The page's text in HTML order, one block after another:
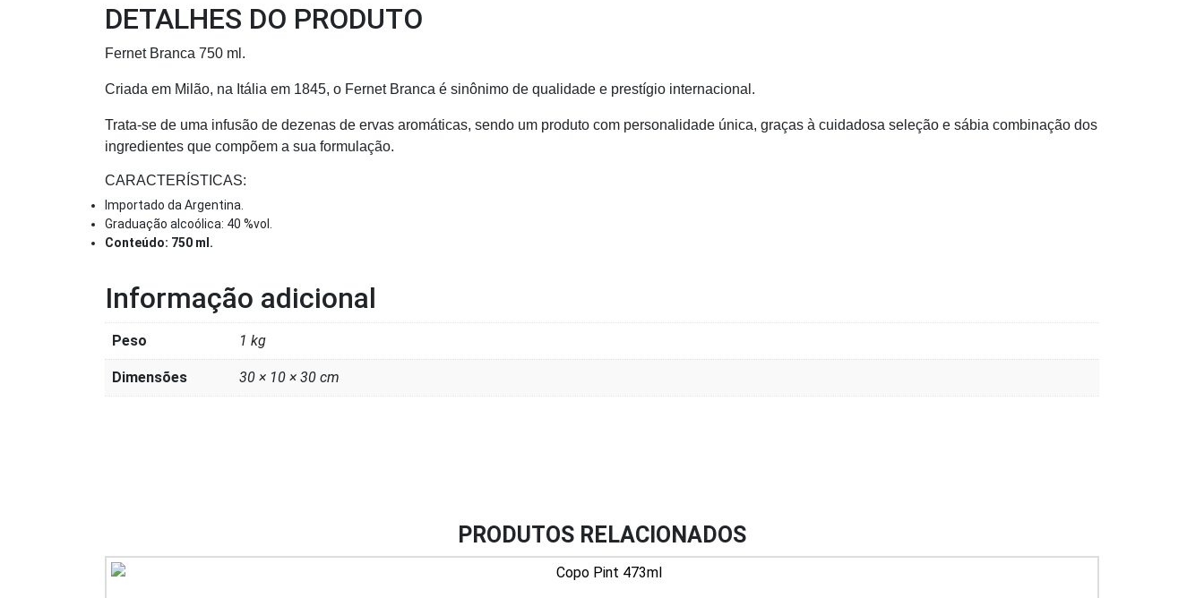
DETALHES DO PRODUTO
Fernet Branca 750 ml.
Criada em Milão, na Itália em 1845, o Fernet Branca é sinônimo de qualidade e prestígio internacional.
Trata-se de uma infusão de dezenas de ervas aromáticas, sendo um produto com personalidade única, graças à cuidadosa seleção e sábia combinação dos
ingredientes que compõem a sua formulação.
CARACTERÍSTICAS:
Importado da Argentina.
Graduação alcoólica: 40 %vol.
Conteúdo: 750 ml.
Informação adicional
Peso 1 kg
Dimensões 30 × 10 × 30 cm
PRODUTOS RELACIONADOS